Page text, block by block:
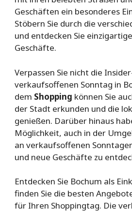
Geschäften ein besonderes
Stöbern Sie durch die
und entdecken Sie
Geschäfte.
Verpassen Sie nicht die
verkaufsoffenen Sonntag in
dem Shopping können Sie
der Stadt erkunden und die
genießen. Darüber hinaus
Möglichkeit, auch in der
an verkaufsoffenen
und neue Geschäfte zu
Entdecken Sie Bochum als
finden Sie die besten
für Ihren Shoppingtag. Die